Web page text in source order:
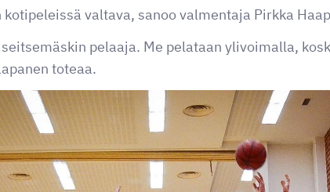
valtava, sanoo valmentaja Pirkka
pelaaja. Me pelataan ylivoimalla,
toteaa.